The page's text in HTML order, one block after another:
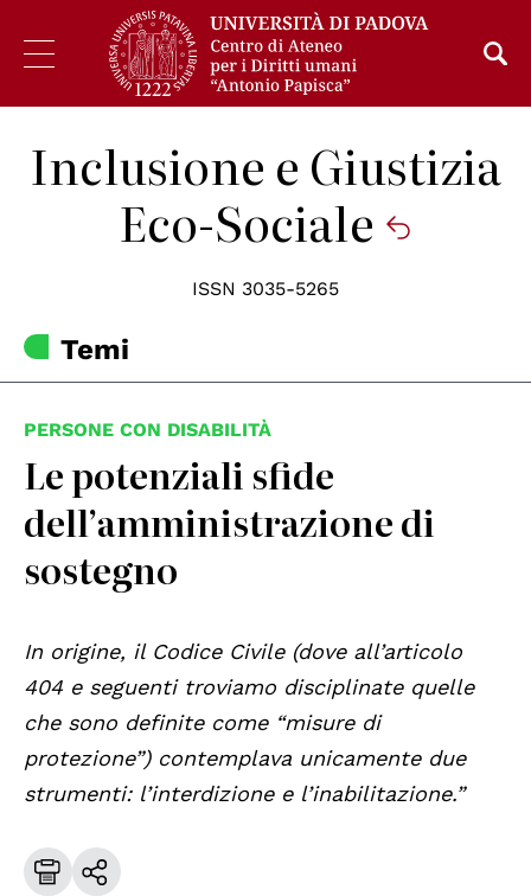
Inclusione e Giustizia
Eco-Sociale
ISSN 3035-5265
Temi
PERSONE CON DISABILITÀ
Le potenziali sfide
dell’amministrazione di
sostegno
In origine, il Codice Civile (dove all’articolo
404 e seguenti troviamo disciplinate quelle
che sono definite come “misure di
protezione”) contemplava unicamente due
strumenti: l’interdizione e l’inabilitazione.”